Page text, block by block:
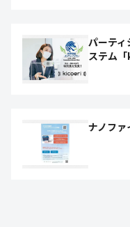
パーティ
ステム
ナノファ